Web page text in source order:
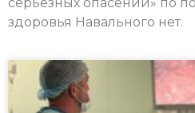
серьезных опасений» по
здоровья Навального нет.